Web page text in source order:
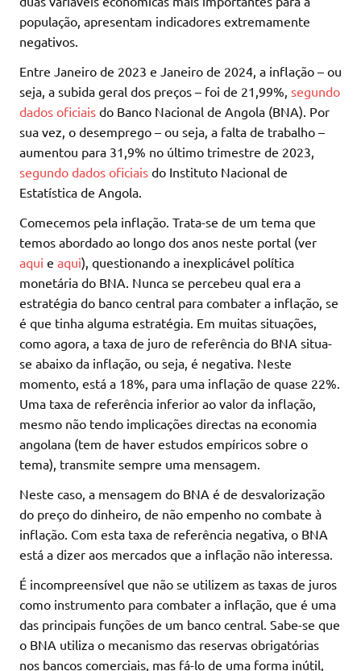
população, apresentam indicadores extremamente
negativos.
Entre Janeiro de 2023 e Janeiro de 2024, a inflação – ou
seja, a subida geral dos preços – foi de 21,99%, segundo
dados oficiais do Banco Nacional de Angola (BNA). Por
sua vez, o desemprego – ou seja, a falta de trabalho –
aumentou para 31,9% no último trimestre de 2023,
segundo dados oficiais do Instituto Nacional de
Estatística de Angola.
Comecemos pela inflação. Trata-se de um tema que
temos abordado ao longo dos anos neste portal (ver
aqui e aqui), questionando a inexplicável política
monetária do BNA. Nunca se percebeu qual era a
estratégia do banco central para combater a inflação, se
é que tinha alguma estratégia. Em muitas situações,
como agora, a taxa de juro de referência do BNA situa-
se abaixo da inflação, ou seja, é negativa. Neste
momento, está a 18%, para uma inflação de quase 22%.
Uma taxa de referência inferior ao valor da inflação,
mesmo não tendo implicações directas na economia
angolana (tem de haver estudos empíricos sobre o
tema), transmite sempre uma mensagem.
Neste caso, a mensagem do BNA é de desvalorização
do preço do dinheiro, de não empenho no combate à
inflação. Com esta taxa de referência negativa, o BNA
está a dizer aos mercados que a inflação não interessa.
É incompreensível que não se utilizem as taxas de juros
como instrumento para combater a inflação, que é uma
das principais funções de um banco central. Sabe-se que
o BNA utiliza o mecanismo das reservas obrigatórias
nos bancos comerciais, mas fá-lo de uma forma inútil,